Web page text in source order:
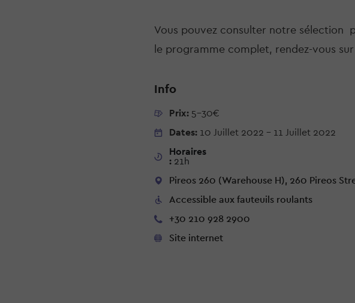
Vous pouvez consulter notre sélection
le programme complet, rendez-vous
Info
Prix: 5-30€
Dates: 10 Juillet 2022 - 11 Juillet 2022
Horaires
:21h
Pireos 260 (Warehouse H), 260 Pireos
Accessible aux fauteuils roulants
+30 210 928 2900
Site internet